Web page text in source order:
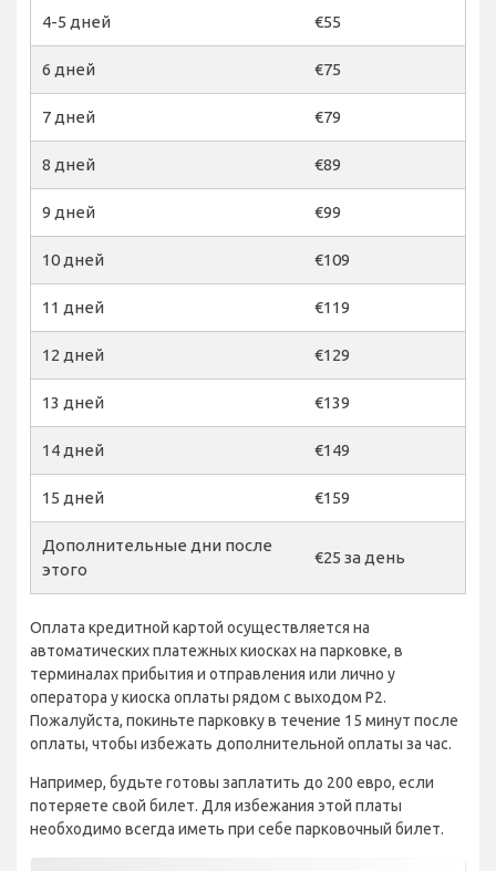
4-5 дней €55
6 дней €75
7 дней €79
8 дней €89
9 дней €99
10 дней €109
11 дней €119
12 дней €129
13 дней €139
14 дней €149
15 дней €159
Дополнительные дни после
этого
€25 за день
Оплата кредитной картой осуществляется на
автоматических платежных киосках на парковке, в
терминалах прибытия и отправления или лично у
оператора у киоска оплаты рядом с выходом P2.
Пожалуйста, покиньте парковку в течение 15 минут после
оплаты, чтобы избежать дополнительной оплаты за час.
Например, будьте готовы заплатить до 200 евро, если
потеряете свой билет. Для избежания этой платы
необходимо всегда иметь при себе парковочный билет.